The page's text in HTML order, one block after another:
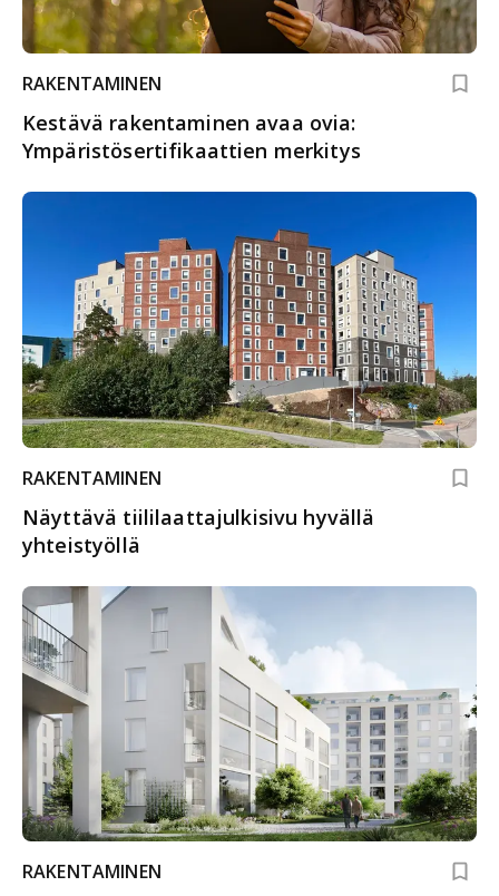
RAKENTAMINEN
Kestävä rakentaminen avaa ovia:
Ympäristösertifikaattien merkitys
RAKENTAMINEN
Näyttävä tiililaattajulkisivu hyvällä
yhteistyöllä
RAKENTAMINEN